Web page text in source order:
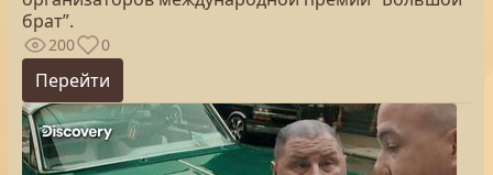
брат”.
200 0
Перейти